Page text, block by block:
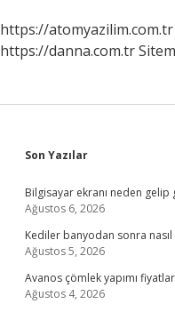
https://atomyazilim.com.tr
https://danna.com.tr
Sidebar
Son Yazılar
Bilgisayar ekranı neden gelip
Ağustos 6, 2026
Kediler banyodan sonra
Ağustos 5, 2026
Avanos çömlek yapımı
Ağustos 4, 2026